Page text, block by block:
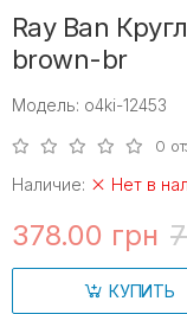
Ray Ban
brown-br
Модель: o4ki-12453
0
Наличие: Нет в
378.00 грн
КУПИТЬ